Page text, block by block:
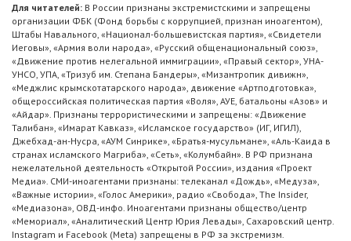
Для читателей: В России признаны экстремистскими и запрещены
организации ФБК (Фонд борьбы с коррупцией, признан иноагентом),
Штабы Навального, «Национал-большевистская партия», «Свидетели
Иеговы», «Армия воли народа», «Русский общенациональный союз»,
«Движение против нелегальной иммиграции», «Правый сектор», УНА-
УНСО, УПА, «Тризуб им. Степана Бандеры», «Мизантропик дивижн»,
«Меджлис крымскотатарского народа», движение «Артподготовка»,
общероссийская политическая партия «Воля», АУЕ, батальоны «Азов» и
«Айдар». Признаны террористическими и запрещены: «Движение
Талибан», «Имарат Кавказ», «Исламское государство» (ИГ, ИГИЛ),
Джебхад-ан-Нусра, «АУМ Синрике», «Братья-мусульмане», «Аль-Каида в
странах исламского Магриба», «Сеть», «Колумбайн». В РФ признана
нежелательной деятельность «Открытой России», издания «Проект
Медиа». СМИ-иноагентами признаны: телеканал «Дождь», «Медуза»,
«Важные истории», «Голос Америки», радио «Свобода», The Insider,
«Медиазона», ОВД-инфо. Иноагентами признаны общество/центр
«Мемориал», «Аналитический Центр Юрия Левады», Сахаровский центр.
Instagram и Facebook (Metа) запрещены в РФ за экстремизм.